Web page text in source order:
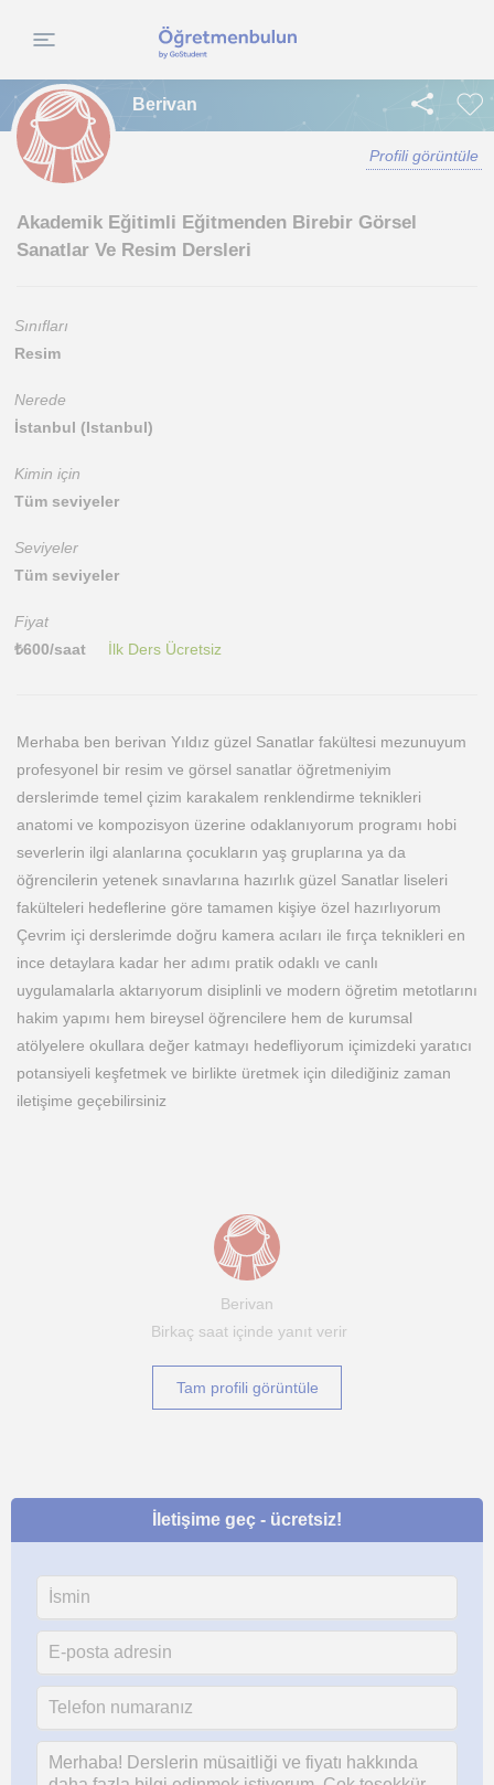
Berivan
Profili görüntüle
Akademik Eğitimli Eğitmenden Birebir Görsel
Sanatlar Ve Resim Dersleri
Sınıfları
Resim
Nerede
İstanbul (Istanbul)
Kimin için
Tüm seviyeler
Seviyeler
Tüm seviyeler
Fiyat
₺600/saat İlk Ders Ücretsiz
Merhaba ben berivan Yıldız güzel Sanatlar fakültesi mezunuyum
profesyonel bir resim ve görsel sanatlar öğretmeniyim
derslerimde temel çizim karakalem renklendirme teknikleri
anatomi ve kompozisyon üzerine odaklanıyorum programı hobi
severlerin ilgi alanlarına çocukların yaş gruplarına ya da
öğrencilerin yetenek sınavlarına hazırlık güzel Sanatlar liseleri
fakülteleri hedeflerine göre tamamen kişiye özel hazırlıyorum
Çevrim içi derslerimde doğru kamera acıları ile fırça teknikleri en
ince detaylara kadar her adımı pratik odaklı ve canlı
uygulamalarla aktarıyorum disiplinli ve modern öğretim metotlarını
hakim yapımı hem bireysel öğrencilere hem de kurumsal
atölyelere okullara değer katmayı hedefliyorum içimizdeki yaratıcı
potansiyeli keşfetmek ve birlikte üretmek için dilediğiniz zaman
iletişime geçebilirsiniz
Berivan
Birkaç saat içinde yanıt verir
Tam profili görüntüle
İletişime geç - ücretsiz!